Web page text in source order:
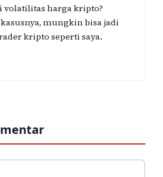
harga kripto?
mungkin bisa jadi
kripto seperti saya.